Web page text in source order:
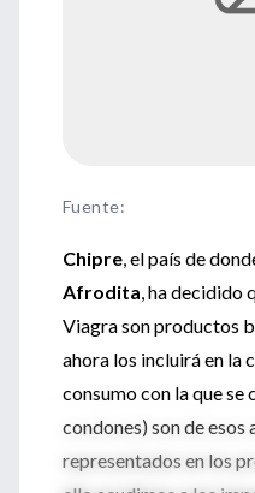
Fuente:
Chipre, el país de
Afrodita, ha decidido
Viagra son productos
ahora los incluirá en la
consumo con la que se
condones) son de esos
representados en los